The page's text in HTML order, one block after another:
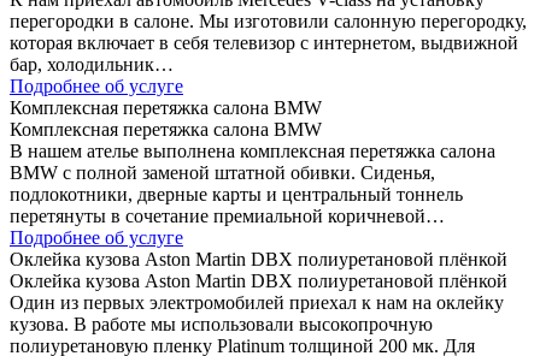
перегородки в салоне. Мы изготовили салонную перегородку,
которая включает в себя телевизор с интернетом, выдвижной
бар, холодильник…
Подробнее об услуге
Комплексная перетяжка салона BMW
Комплексная перетяжка салона BMW
В нашем ателье выполнена комплексная перетяжка салона
BMW с полной заменой штатной обивки. Сиденья,
подлокотники, дверные карты и центральный тоннель
перетянуты в сочетание премиальной коричневой…
Подробнее об услуге
Оклейка кузова Aston Martin DBX полиуретановой плёнкой
Оклейка кузова Aston Martin DBX полиуретановой плёнкой
Один из первых электромобилей приехал к нам на оклейку
кузова. В работе мы использовали высокопрочную
полиуретановую пленку Platinum толщиной 200 мк. Для